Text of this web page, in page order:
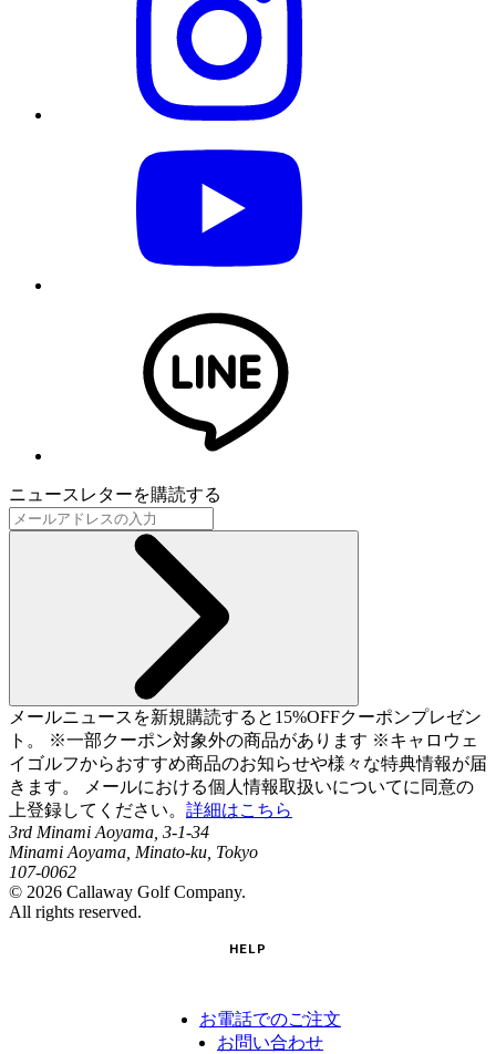
ニュースレターを購読する
メールニュースを新規購読すると15%OFFクーポンプレゼン
ト。 ※一部クーポン対象外の商品があります ※キャロウェ
イゴルフからおすすめ商品のお知らせや様々な特典情報が届
きます。 メールにおける個人情報取扱いについてに同意の
上登録してください。 詳細はこちら
3rd Minami Aoyama, 3-1-34
Minami Aoyama, Minato-ku, Tokyo
107-0062
© 2026 Callaway Golf Company.
All rights reserved.
HELP
お電話でのご注文
お問い合わせ